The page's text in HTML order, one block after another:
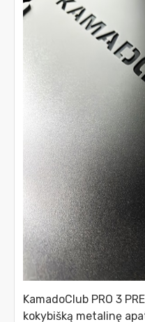
KamadoClub PRO 3
kokybišką metalinę